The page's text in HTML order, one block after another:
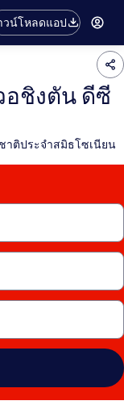
วน์โหลดแอป
อชิงตัน ดีซี
าติประจำสมิธโซเนียน